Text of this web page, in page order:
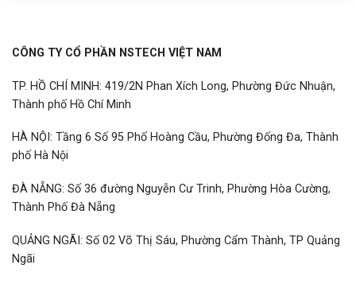
CÔNG TY CỔ PHẦN NSTECH VIỆT NAM
TP. HỒ CHÍ MINH: 419/2N Phan Xích Long, Phường Đức Nhuận,
Thành phố Hồ Chí Minh
HÀ NỘI: Tầng 6 Số 95 Phố Hoàng Cầu, Phường Đống Đa, Thành
phố Hà Nội
ĐÀ NẴNG: Số 36 đường Nguyễn Cư Trinh, Phường Hòa Cường,
Thành Phố Đà Nẵng
QUẢNG NGÃI: Số 02 Võ Thị Sáu, Phường Cẩm Thành, TP Quảng
Ngãi